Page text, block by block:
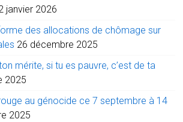
janvier 2026
des allocations de chômage sur
26 décembre 2025
mérite, si tu es pauvre, c’est de ta
2025
au génocide ce 7 septembre à 14
2025